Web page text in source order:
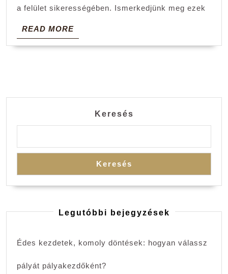
a felület sikerességében. Ismerkedjünk meg ezek
READ MOREREAD
MORE
Keresés
Keresés
Legutóbbi bejegyzések
Édes kezdetek, komoly döntések: hogyan válassz
pályát pályakezdőként?